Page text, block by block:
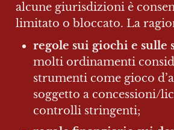
alcune giurisdizioni è
limitato o bloccato. La
regole sui giochi e sulle
molti ordinamenti
strumenti come gioco
soggetto a concessioni/
controlli stringenti;